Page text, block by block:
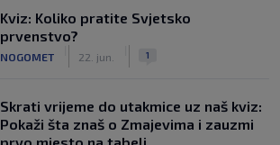
Kviz: Koliko pratite Svjetsko
prvenstvo?
NOGOMET 22. jun. 1
Skrati vrijeme do utakmice uz naš kviz:
Pokaži šta znaš o Zmajevima i zauzmi